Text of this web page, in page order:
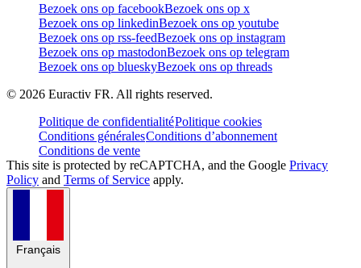
Bezoek ons op facebookBezoek ons op x
Bezoek ons op linkedinBezoek ons op youtube
Bezoek ons op rss-feedBezoek ons op instagram
Bezoek ons op mastodonBezoek ons op telegram
Bezoek ons op blueskyBezoek ons op threads
© 2026 Euractiv FR. All rights reserved.
Politique de confidentialitéPolitique cookies
Conditions généralesConditions d’abonnement
Conditions de vente
This site is protected by reCAPTCHA, and the Google Privacy
Policy and Terms of Service apply.
Français